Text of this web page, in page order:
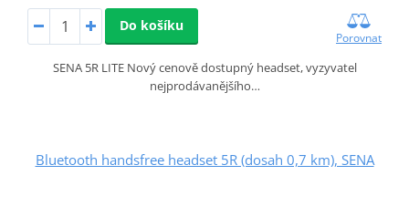
Do košíku
Porovnat
SENA 5R LITE Nový cenově dostupný headset, vyzyvatel
nejprodávanějšího…
Bluetooth handsfree headset 5R (dosah 0,7 km), SENA